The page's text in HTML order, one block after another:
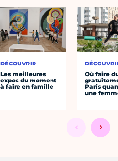
DÉCOUVRIR
Les meilleures
expos du moment
à faire en famille
Où faire
Paris
une